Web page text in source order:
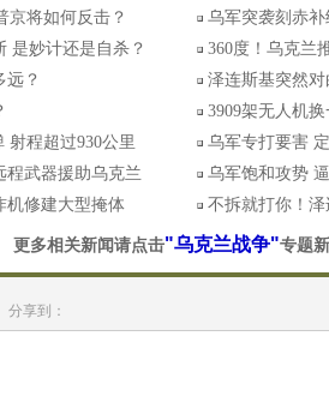
京将如何反击？
乌军突袭刻赤
是妙计还是自杀？
360度！乌克兰
远？
泽连斯基突然
3909架无人机
射程超过930公里
乌军专打要害
程武器援助乌克兰
乌军饱和攻势
机修建大型掩体
不拆就打你！
更多相关新闻请点击"乌克兰战争"专题
分享到：